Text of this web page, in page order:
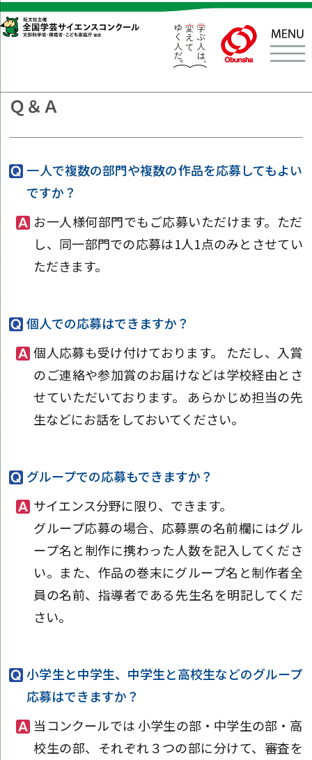
Ｑ＆Ａ
一人で複数の部門や複数の作品を応募してもよい
ですか？
お一人様何部門でもご応募いただけます。ただ
し、同一部門での応募は1人1点のみとさせてい
ただきます。
個人での応募はできますか？
個人応募も受け付けております。 ただし、入賞
のご連絡や参加賞のお届けなどは学校経由とさ
せていただいております。 あらかじめ担当の先
生などにお話をしておいてください。
グループでの応募もできますか？
サイエンス分野に限り、できます。
グループ応募の場合、応募票の名前欄にはグル
ープ名と制作に携わった人数を記入してくださ
い。また、作品の巻末にグループ名と制作者全
員の名前、指導者である先生名を明記してくだ
さい。
小学生と中学生、中学生と高校生などのグループ
応募はできますか？
当コンクールでは 小学生の部・中学生の部・高
校生の部、それぞれ３つの部に分けて、審査を